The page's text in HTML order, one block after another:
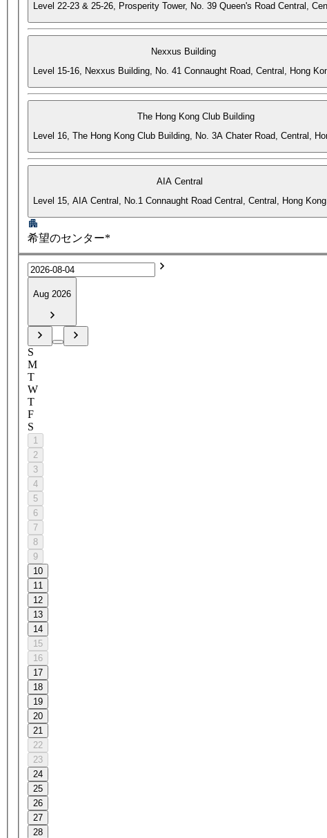
Level 22-23 & 25-26, Prosperity Tower, No. 39 Queen's Road Central,
Nexxus Building
Level 15-16, Nexxus Building, No. 41 Connaught Road, Central, Hong
The Hong Kong Club Building
Level 16, The Hong Kong Club Building, No. 3A Chater Road, Central,
AIA Central
Level 15, AIA Central, No.1 Connaught Road Central, Central, Hong Kong
希望のセンター*
Aug 2026
S
M
T
W
T
F
S
1
2
3
4
5
6
7
8
9
10
11
12
13
14
15
16
17
18
19
20
21
22
23
24
25
26
27
28